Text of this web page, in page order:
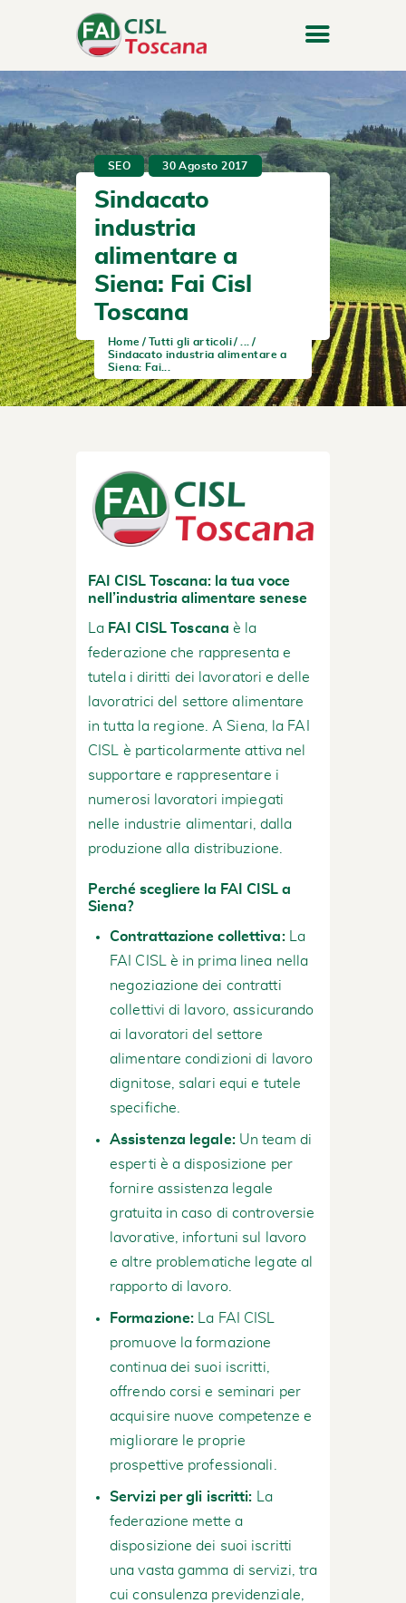
SEO 30 Agosto 2017
Sindacato
industria
alimentare a
Siena: Fai Cisl
Toscana
Home Tutti gli articoli
Sindacato industria alimentare a
Siena: Fai...
FAI CISL Toscana: la tua voce
nell’industria alimentare senese
La FAI CISL Toscana è la
federazione che rappresenta e
tutela i diritti dei lavoratori e delle
lavoratrici del settore alimentare
in tutta la regione. A Siena, la FAI
CISL è particolarmente attiva nel
supportare e rappresentare i
numerosi lavoratori impiegati
nelle industrie alimentari, dalla
produzione alla distribuzione.
Perché scegliere la FAI CISL a
Siena?
Contrattazione collettiva:La
FAI CISL è in prima linea nella
negoziazione dei contratti
collettivi di lavoro, assicurando
ai lavoratori del settore
alimentare condizioni di lavoro
dignitose, salari equi e tutele
specifiche.
Assistenza legale:Un team di
esperti è a disposizione per
fornire assistenza legale
gratuita in caso di controversie
lavorative, infortuni sul lavoro
e altre problematiche legate al
rapporto di lavoro.
Formazione: La FAI CISL
promuove la formazione
continua dei suoi iscritti,
offrendo corsi e seminari per
acquisire nuove competenze e
migliorare le proprie
prospettive professionali.
Servizi per gli iscritti: La
federazione mette a
disposizione dei suoi iscritti
una vasta gamma di servizi, tra
cui consulenza previdenziale,